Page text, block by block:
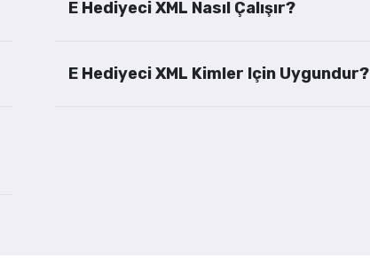
E Hediyeci XML Nasıl Çalışır?
E Hediyeci XML Kimler Için Uygundur?